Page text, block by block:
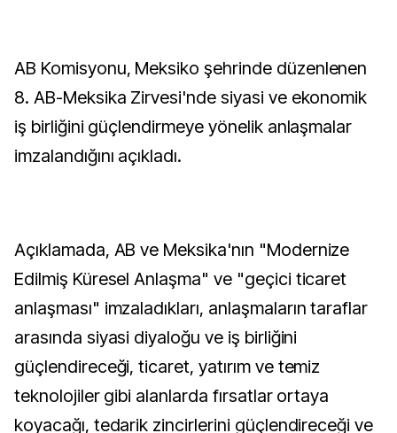
AB Komisyonu, Meksiko şehrinde düzenlenen
8. AB-Meksika Zirvesi'nde siyasi ve ekonomik
iş birliğini güçlendirmeye yönelik anlaşmalar
imzalandığını açıkladı.
Açıklamada, AB ve Meksika'nın "Modernize
Edilmiş Küresel Anlaşma" ve "geçici ticaret
anlaşması" imzaladıkları, anlaşmaların taraflar
arasında siyasi diyaloğu ve iş birliğini
güçlendireceği, ticaret, yatırım ve temiz
teknolojiler gibi alanlarda fırsatlar ortaya
koyacağı, tedarik zincirlerini güçlendireceği ve